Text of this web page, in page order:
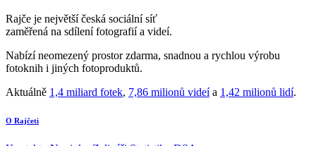
Rajče je největší česká sociální síť
zaměřená na sdílení fotografií a videí.
Nabízí neomezený prostor zdarma, snadnou a rychlou výrobu
fotoknih i jiných fotoproduktů.
Aktuálně 1,4 miliard fotek, 7,86 milionů videía 1,42 milionů lidí.
O Rajčeti